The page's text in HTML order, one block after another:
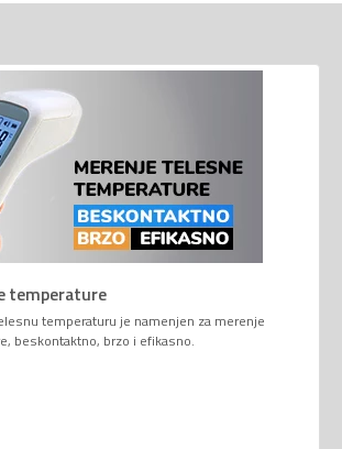
temperature
temperaturu je namenjen za merenje
beskontaktno, brzo i efikasno.